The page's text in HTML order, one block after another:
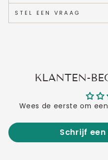
STEL EEN VRAAG
KLANTEN-
Wees de eerste om
Schrijf